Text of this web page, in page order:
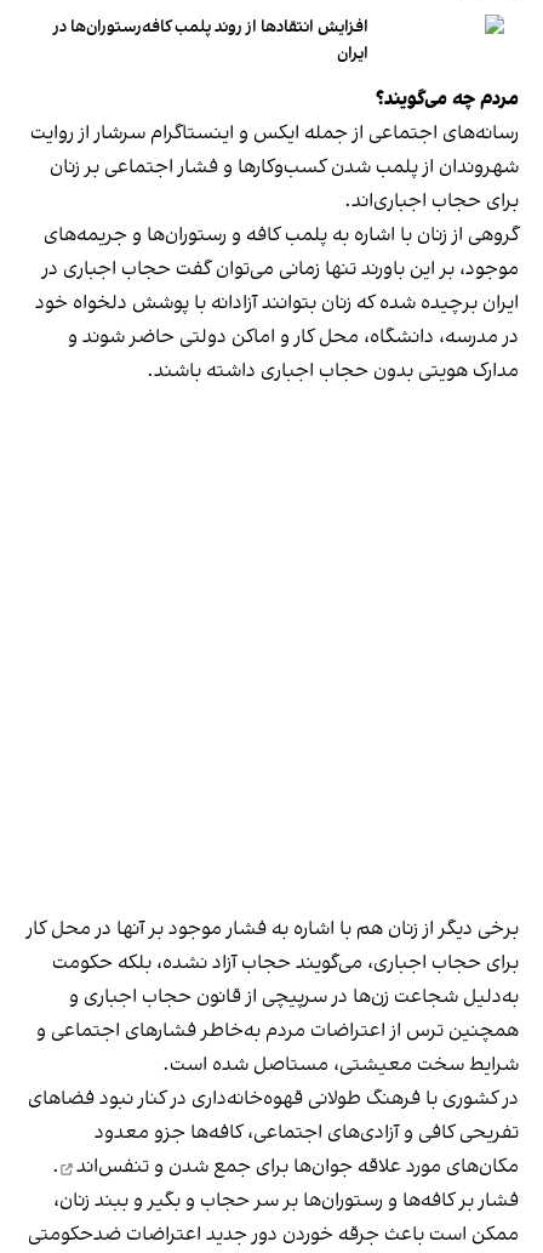
افزایش انتقادها از روند پلمب کافه‌رستوران‌ها در
ایران
مردم چه می‌گویند؟
رسانه‎‌های اجتماعی از جمله ایکس و اینستاگرام سرشار از روایت
شهروندان از پلمب شدن کسب‌وکارها و فشار اجتماعی بر زنان
برای حجاب اجباری‌اند.
گروهی از زنان با اشاره به پلمب کافه و رستوران‌ها و جریمه‌های
موجود، بر این باورند تنها زمانی می‌توان گفت حجاب اجباری در
ایران برچیده شده که زنان بتوانند آزادانه با پوشش دلخواه خود
در مدرسه، دانشگاه، محل کار و اماکن دولتی حاضر شوند و
مدارک هویتی بدون حجاب اجباری داشته باشند.
برخی دیگر از زنان هم با اشاره به فشار موجود بر آنها در محل کار
برای حجاب اجباری، می‌گویند حجاب آزاد نشده، بلکه حکومت
به‌دلیل شجاعت زن‌ها در سرپیچی از قانون حجاب اجباری و
همچنین ترس از اعتراضات مردم به‌خاطر فشارهای اجتماعی و
شرایط سخت معیشتی، مستاصل شده است.
در کشوری با فرهنگ طولانی قهوه‌‌خانه‌داری در کنار نبود فضاهای
تفریحی کافی و آزادی‌های اجتماعی، کافه‌ها جزو معدود
مکان‌های مورد علاقه جوان‌ها برای جمع شدن و تنفس‌اند
.
فشار بر کافه‌ها و رستوران‌ها بر سر حجاب و بگیر و ببند زنان،
ممکن است باعث جرقه خوردن دور جدید اعتراضات ضدحکومتی